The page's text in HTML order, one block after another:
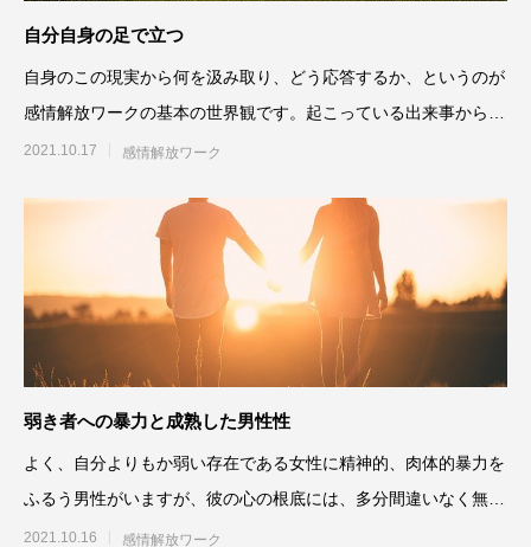
自分自身の足で立つ
自身のこの現実から何を汲み取り、どう応答するか、というのが
感情解放ワークの基本の世界観です。起こっている出来事から、
自分自身にどう接したらい
2021.10.17 感情解放ワーク
弱き者への暴力と成熟した男性性
よく、自分よりもか弱い存在である女性に精神的、肉体的暴力を
ふるう男性がいますが、彼の心の根底には、多分間違いなく無力
感があるでしょう。自分自
2021.10.16 感情解放ワーク